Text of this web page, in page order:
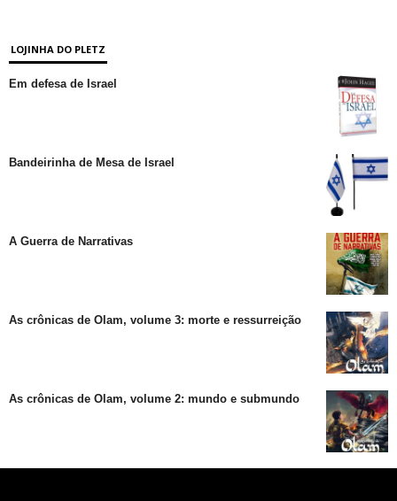
LOJINHA DO PLETZ
Em defesa de Israel
Bandeirinha de Mesa de Israel
A Guerra de Narrativas
As crônicas de Olam, volume 3: morte e ressurreição
As crônicas de Olam, volume 2: mundo e submundo